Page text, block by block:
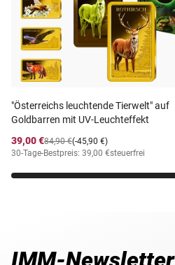
"Österreichs leuchtende Tierwelt" auf
Goldbarren mit UV-Leuchteffekt
39,00 €
(-45,90 €)
84,90 €
30-Tage-Bestpreis: 39,00 €steuerfrei